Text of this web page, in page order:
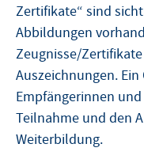
Zertifikate“ sind
Abbildungen
Zeugnisse/
Auszeichnungen.
Empfängerinnen
Teilnahme und den
Weiterbildung.